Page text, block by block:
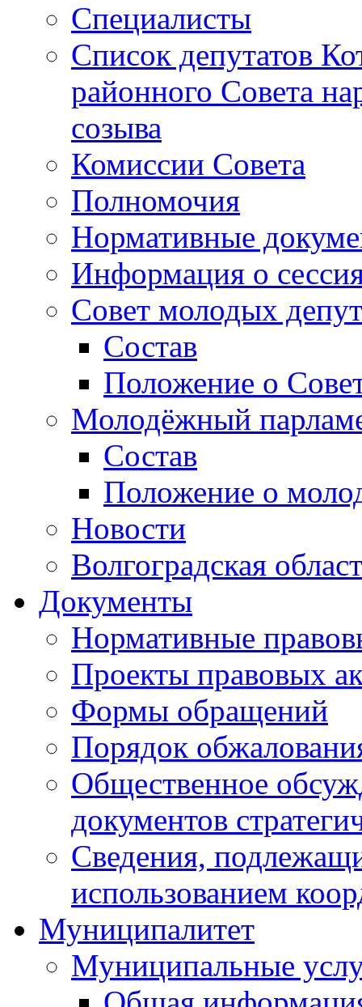
Специалисты
Список депутатов
районного Совета
созыва
Комиссии Совета
Полномочия
Нормативные
Информация о
Совет молодых
Состав
Положение о
Молодёжный
Состав
Положение о
Новости
Волгоградская
Документы
Нормативные
Проекты правовых
Формы обращений
Порядок
Общественное
документов
Сведения,
использованием
Муниципалитет
Муниципальные